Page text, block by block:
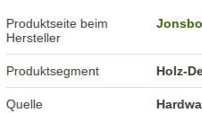
Produktseite beim
Hersteller
Produktsegment Holz-
Quelle